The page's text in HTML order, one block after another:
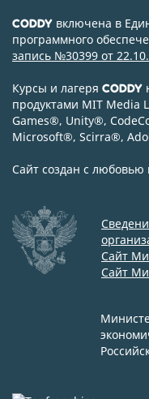
CODDY включена в
программного
запись №30399 от
Курсы и лагеря CODDY
продуктами MIT Media
Games®, Unity®,
Microsoft®, Scirra®,
Сайт создан с
Сайт
Сайт